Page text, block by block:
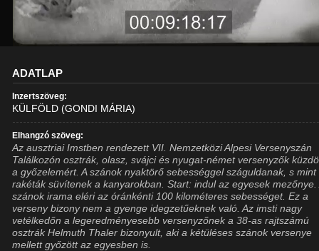
ADATLAP
Inzertszöveg:
KÜLFÖLD (GONDI MÁRIA)
Elhangzó szöveg:
Az ausztriai Imstben rendezett VII. Nemzetközi Alpesi Versenyszán
Találkozón osztrák, olasz, svájci és nyugat-német versenyzők
a győzelemért. A szánok nyaktörő sebességgel száguldanak, s mint
rakéták süvítenek a kanyarokban. Start: indul az egyesek mezőnye.
szánok irama eléri az óránkénti 100 kilométeres sebességet. Ez a
verseny bizony nem a gyenge idegzetűeknek való. Az imsti nagy
vetélkedőn a legeredményesebb versenyzőnek a 38-as rajtszámú
osztrák Helmuth Thaler bizonyult, aki a kétüléses szánok versenye
mellett győzött az egyesben is.